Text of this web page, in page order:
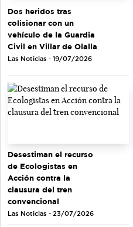
Dos heridos tras
colisionar con un
vehículo de la Guardia
Civil en Villar de Olalla
Las Noticias - 19/07/2026
Desestiman el recurso
de Ecologistas en
Acción contra la
clausura del tren
convencional
Las Noticias - 23/07/2026